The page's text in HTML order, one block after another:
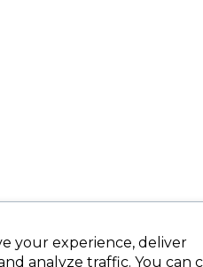
your experience, deliver
analyze traffic. You can